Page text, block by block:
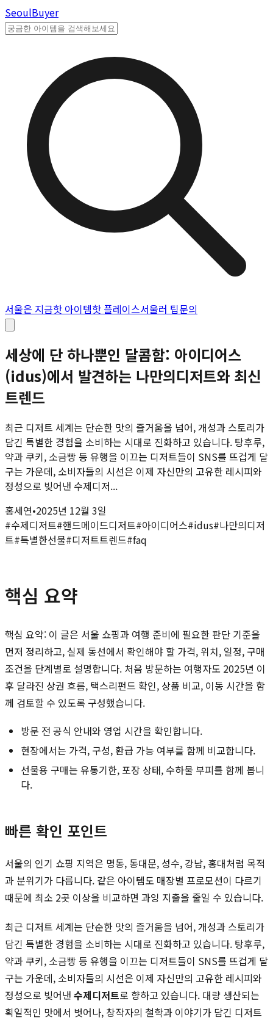
SeoulBuyer
서울은 지금핫 아이템핫 플레이스서울러 팁문의
세상에 단 하나뿐인 달콤함: 아이디어스
(idus)에서 발견하는 나만의디저트와 최신
트렌드
최근 디저트 세계는 단순한 맛의 즐거움을 넘어, 개성과 스토리가
담긴 특별한 경험을 소비하는 시대로 진화하고 있습니다. 탕후루,
약과 쿠키, 소금빵 등 유행을 이끄는 디저트들이 SNS를 뜨겁게 달
구는 가운데, 소비자들의 시선은 이제 자신만의 고유한 레시피와
정성으로 빚어낸 수제디저...
홍세연•2025년 12월 3일
#수제디저트#핸드메이드디저트#아이디어스#idus#나만의디저
트#특별한선물#디저트트렌드#faq
핵심 요약
핵심 요약: 이 글은 서울 쇼핑과 여행 준비에 필요한 판단 기준을
먼저 정리하고, 실제 동선에서 확인해야 할 가격, 위치, 일정, 구매
조건을 단계별로 설명합니다. 처음 방문하는 여행자도 2025년 이
후 달라진 상권 흐름, 택스리펀드 확인, 상품 비교, 이동 시간을 함
께 검토할 수 있도록 구성했습니다.
방문 전 공식 안내와 영업 시간을 확인합니다.
현장에서는 가격, 구성, 환급 가능 여부를 함께 비교합니다.
선물용 구매는 유통기한, 포장 상태, 수하물 부피를 함께 봅니
다.
빠른 확인 포인트
서울의 인기 쇼핑 지역은 명동, 동대문, 성수, 강남, 홍대처럼 목적
과 분위기가 다릅니다. 같은 아이템도 매장별 프로모션이 다르기
때문에 최소 2곳 이상을 비교하면 과잉 지출을 줄일 수 있습니다.
최근 디저트 세계는 단순한 맛의 즐거움을 넘어, 개성과 스토리가
담긴 특별한 경험을 소비하는 시대로 진화하고 있습니다. 탕후루,
약과 쿠키, 소금빵 등 유행을 이끄는 디저트들이 SNS를 뜨겁게 달
구는 가운데, 소비자들의 시선은 이제 자신만의 고유한 레시피와
정성으로 빚어낸 수제디저트로 향하고 있습니다. 대량 생산되는
획일적인 맛에서 벗어나, 창작자의 철학과 이야기가 담긴 디저트